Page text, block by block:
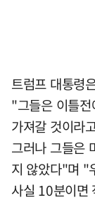
트럼프 대통령
"그들은 이틀
가져갈 것이라
그러나 그들은
지 않았다"며 "
사실 10분이면